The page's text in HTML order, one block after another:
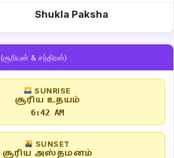
Shukla Paksha
(சூரியன் & சந்திரன்)
SUNRISE
சூரிய உதயம்
6:42 AM
SUNSET
சூரிய அஸ்தமனம்